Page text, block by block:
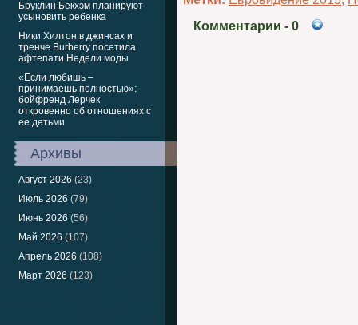
Бруклин Бекхэм планируют
усыновить ребенка
Ники Хилтон в джинсах и
тренче Burberry посетила
афтепати Недели моды
«Если любишь –
принимаешь полностью»:
бойфренд Лерчек
откровенно об отношениях с
ее детьми
Архивы
Август 2026 (23)
Июль 2026 (79)
Июнь 2026 (56)
Май 2026 (107)
Апрель 2026 (108)
Март 2026 (123)
Комментарии - 0